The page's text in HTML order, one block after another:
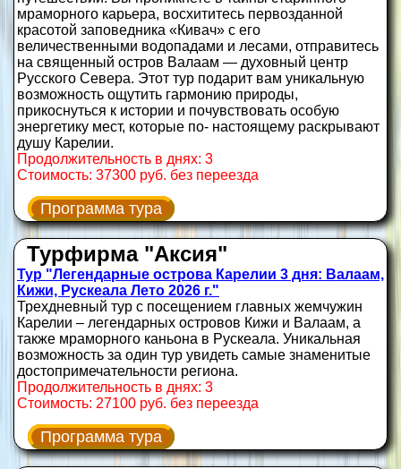
мраморного карьера, восхититесь первозданной
красотой заповедника «Кивач» с его
величественными водопадами и лесами, отправитесь
на священный остров Валаам — духовный центр
Русского Севера. Этот тур подарит вам уникальную
возможность ощутить гармонию природы,
прикоснуться к истории и почувствовать особую
энергетику мест, которые по‑ настоящему раскрывают
душу Карелии.
Продолжительность в днях: 3
Стоимость: 37300 руб. без переезда
Программа тура
Турфирма "Аксия"
Тур "Легендарные острова Карелии 3 дня: Валаам,
Кижи, Рускеала Лето 2026 г."
Трехдневный тур с посещением главных жемчужин
Карелии – легендарных островов Кижи и Валаам, а
также мраморного каньона в Рускеала. Уникальная
возможность за один тур увидеть самые знаменитые
достопримечательности региона.
Продолжительность в днях: 3
Стоимость: 27100 руб. без переезда
Программа тура